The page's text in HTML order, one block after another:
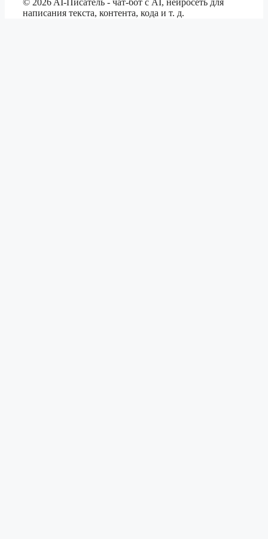
© 2026 AI-Писатель - чат-бот с AI, нейросеть для
написания текста, контента, кода и т. д.